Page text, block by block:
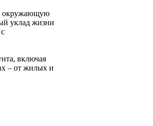
окружающую
уклад жизни
включая
– от жилых и